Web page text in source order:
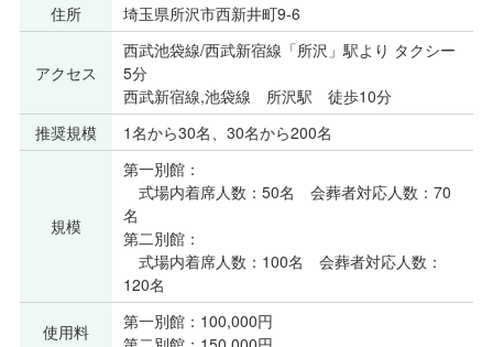
住所 埼玉県所沢市西新井町9-6
アクセス
西武池袋線/西武新宿線「所沢」駅より タクシー
5分
西武新宿線,池袋線 所沢駅 徒歩10分
推奨規模
1名から30名、30名から200名
規模
第一別館：
式場内着席人数：50名 会葬者対応人数：70
名
第二別館：
式場内着席人数：100名 会葬者対応人数：
120名
使用料
第一別館：100,000円